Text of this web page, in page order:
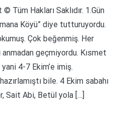
Tüm Hakları Saklıdır. 1.Gün
Köyü” diye tutturuyordu.
Çok beğenmiş. Her
geçmiyordu. Kısmet
yani 4-7 Ekim’e imiş.
bile. 4 Ekim sabahı
Sait Abi, Betül yola […]